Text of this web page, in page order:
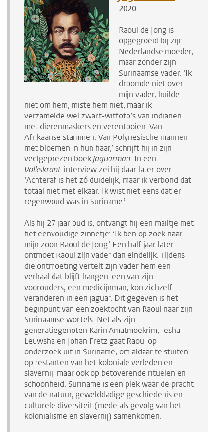
2020
Raoul de Jong is
opgegroeid bij zijn
Nederlandse moeder,
maar zonder zijn
Surinaamse vader. ‘Ik
droomde niet over
mijn vader, huilde
niet om hem, miste hem niet, maar ik
verzamelde wel zwart-witfoto’s van indianen
met dierenmaskers en verentooien. Van
Afrikaanse stammen. Van Polynesische mannen
met bloemen in hun haar,’ schrijft hij in zijn
veelgeprezen boek Jaguarman. In een
Volkskrant-interview zei hij daar later over:
‘Achteraf is het zó duidelijk, maar ik verbond dat
totaal niet met elkaar. Ik wist niet eens dat er
regenwoud was in Suriname.’
Als hij 27 jaar oud is, ontvangt hij een mailtje met
het eenvoudige zinnetje: ‘Ik ben op zoek naar
mijn zoon Raoul de Jong.’ Een half jaar later
ontmoet Raoul zijn vader dan eindelijk. Tijdens
die ontmoeting vertelt zijn vader hem een
verhaal dat blijft hangen: een van zijn
voorouders, een medicijnman, kon zichzelf
veranderen in een jaguar. Dit gegeven is het
beginpunt van een zoektocht van Raoul naar zijn
Surinaamse wortels. Net als zijn
generatiegenoten Karin Amatmoekrim, Tesha
Leuwsha en Johan Fretz gaat Raoul op
onderzoek uit in Suriname, om aldaar te stuiten
op restanten van het koloniale verleden en
slavernij, maar ook op betoverende rituelen en
schoonheid. Suriname is een plek waar de pracht
van de natuur, gewelddadige geschiedenis en
culturele diversiteit (mede als gevolg van het
kolonialisme en slavernij) samenkomen.